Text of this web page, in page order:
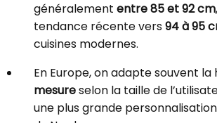
généralement entre 85 et 92 cm
tendance récente vers94 à 95
cuisines modernes.
En Europe, on adapte souvent la
mesureselon la taille de
une plus grande